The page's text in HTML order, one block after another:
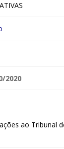
2020
ao Tribunal